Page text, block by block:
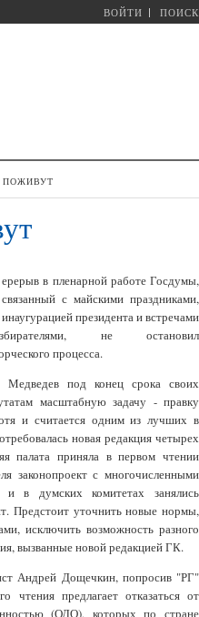
ВОЙТИ ПОИСК
ерерыв в пленарной работе Госдумы,
связанный с майскими праздниками,
инаугурацией президента и встречами
не остановил
процесса.
Медведев под конец срока своих
масштабную задачу - правку
и считается одним из лучших в
новая редакция четырех
палата приняла в первом чтении
законопроект с многочисленными
и в думских комитетах занялись
Предстоит уточнить новые нормы,
исключить возможность разного
вызванные новой редакцией ГК.
Андрей Дощечкин, попросив "РГ"
чтения предлагает отказаться от
(ОДО), которых по стране